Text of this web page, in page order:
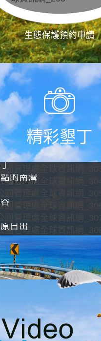
生態保護預約申請
精彩墾丁
的南灣
日出